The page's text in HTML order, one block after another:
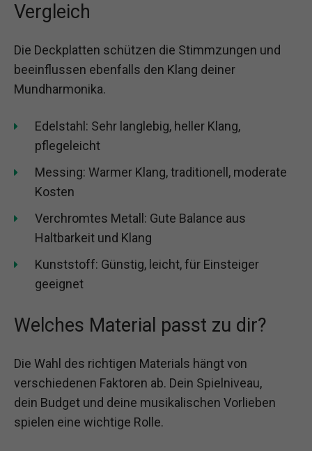
Vergleich
Die Deckplatten schützen die Stimmzungen und
beeinflussen ebenfalls den Klang deiner
Mundharmonika.
Edelstahl: Sehr langlebig, heller Klang,
pflegeleicht
Messing: Warmer Klang, traditionell, moderate
Kosten
Verchromtes Metall: Gute Balance aus
Haltbarkeit und Klang
Kunststoff: Günstig, leicht, für Einsteiger
geeignet
Welches Material passt zu dir?
Die Wahl des richtigen Materials hängt von
verschiedenen Faktoren ab. Dein Spielniveau,
dein Budget und deine musikalischen Vorlieben
spielen eine wichtige Rolle.